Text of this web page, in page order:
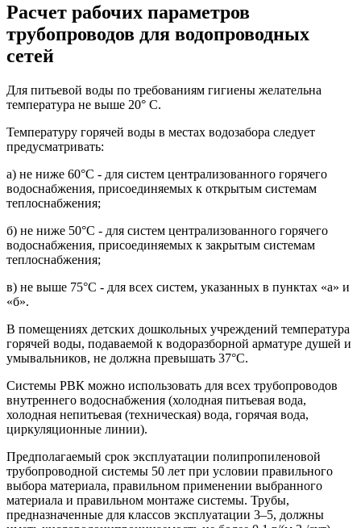
Расчет рабочих параметров
трубопроводов для водопроводных
сетей
Для питьевой воды по требованиям гигиены желательна
температура не выше 20° С.
Температуру горячей воды в местах водозабора следует
предусматривать:
а) не ниже 60°С - для систем централизованного горячего
водоснабжения, присоединяемых к открытым системам
теплоснабжения;
б) не ниже 50°С - для систем централизованного горячего
водоснабжения, присоединяемых к закрытым системам
теплоснабжения;
в) не выше 75°С - для всех систем, указанных в пунктах «а» и
«б».
В помещениях детских дошкольных учреждений температура
горячей воды, подаваемой к водоразборной арматуре душей и
умывальников, не должна превышать 37°С.
Системы РВК можно использовать для всех трубопроводов
внутреннего водоснабжения (холодная питьевая вода,
холодная непитьевая (техническая) вода, горячая вода,
циркуляционные линии).
Предполагаемый срок эксплуатации полипропиленовой
трубопроводной системы 50 лет при условии правильного
выбора материала, правильном применении выбранного
материала и правильном монтаже системы. Трубы,
предназначенные для классов эксплуатации 3–5, должны